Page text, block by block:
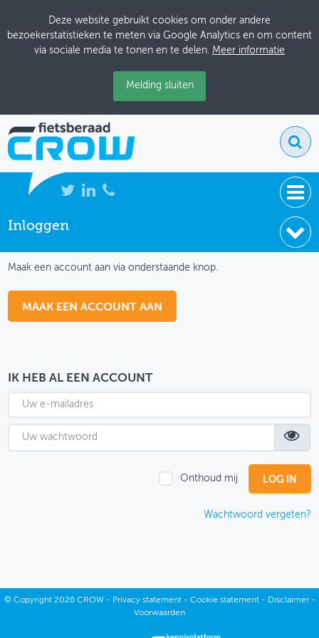
Deze website gebruikt cookies om onder andere
bezoekerstatistieken te meten via Google Analytics en om content
via sociale media te tonen en te delen. Meer informatie
Melding sluiten
NIEUWS
THEMASITES
MIJN PROFIEL
GEBRUIKER
Inloggen
Maak een account aan via onderstaande knop.
MAAK EEN ACCOUNT AAN
IK HEB AL EEN ACCOUNT
Onthoud mij
Wachtwoord vergeten?
© Copyright2026 CROW - Privacy statement- Cookie statement- Disclaimer-
Voorwaarden